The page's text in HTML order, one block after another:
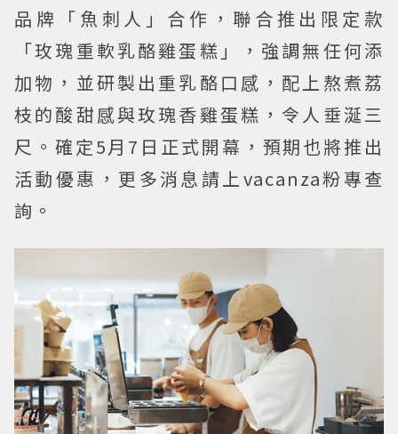
品牌「魚刺人」合作，聯合推出限定款
「玫瑰重軟乳酪雞蛋糕」，強調無任何添
加物，並研製出重乳酪口感，配上熬煮荔
枝的酸甜感與玫瑰香雞蛋糕，令人垂涎三
尺。確定5月7日正式開幕，預期也將推出
活動優惠，更多消息請上vacanza粉專查
詢。